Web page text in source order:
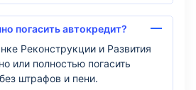
погасить автокредит?
Реконструкции и Развития
или полностью погасить
штрафов и пени.